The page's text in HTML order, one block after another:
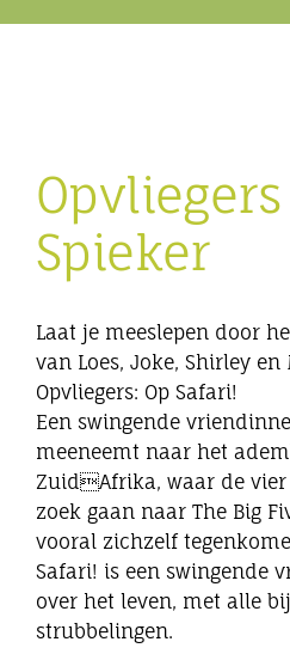
Eibergen onderneemt
Winkels
Bedrijven
Opvliegers
Spieker
Laat je meeslepen door
van Loes, Joke, Shirley
Opvliegers: Op Safari!
Een swingende
meeneemt naar het
ZuidAfrika, waar de
zoek gaan naar The Big
vooral zichzelf
Safari! is een swingende
over het leven, met alle
strubbelingen.